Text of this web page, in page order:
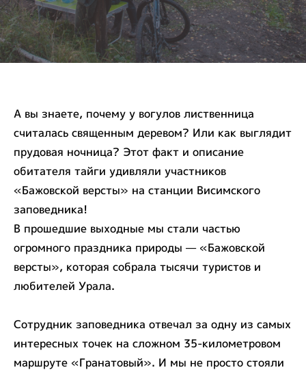
А вы знаете, почему у вогулов лиственница
считалась священным деревом? Или как выглядит
прудовая ночница? Этот факт и описание
обитателя тайги удивляли участников
«Бажовской версты» на станции Висимского
заповедника!
В прошедшие выходные мы стали частью
огромного праздника природы — «Бажовской
версты», которая собрала тысячи туристов и
любителей Урала.
Сотрудник заповедника отвечал за одну из самых
интересных точек на сложном 35-километровом
маршруте «Гранатовый». И мы не просто стояли